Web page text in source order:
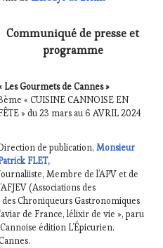
Communiqué de presse et
programme
Les Gourmets de Cannes »
« CUISINE CANNOISE EN
» du 23 mars au 6 AVRIL 2024
de publication,Monsieur
FLET,
Membre de l’APV et de
(Associations des
Chroniqueurs Gastronomiques
de France, lélixir de vie », paru
édition L’Épicurien.